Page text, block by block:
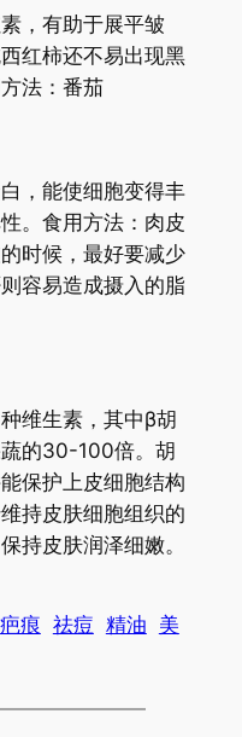
，有助于展平皱
红柿还不易出现黑
法：番茄
，能使细胞变得丰
。食用方法：肉皮
时候，最好要减少
容易造成摄入的脂
维生素，其中β胡
的30-100倍。胡
保护上皮细胞结构
持皮肤细胞组织的
持皮肤润泽细嫩。
疤痕 祛痘 精油 美